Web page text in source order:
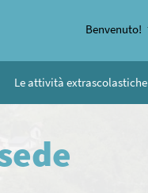
Benvenuto!
Le attività extrascolastiche